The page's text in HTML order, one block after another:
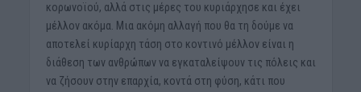
κορωνοϊού, αλλά στις μέρες του κυριάρχησε και έχει
μέλλον ακόμα. Μια ακόμη αλλαγή που θα τη δούμε να
αποτελεί κυρίαρχη τάση στο κοντινό μέλλον είναι η
διάθεση των ανθρώπων να εγκαταλείψουν τις πόλεις και
να ζήσουν στην επαρχία, κοντά στη φύση, κάτι που